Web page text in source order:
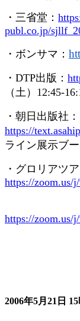
・三省堂：
publ.co.jp/
・ボンサマ：
・ DTP出版：
（土） 12:45-
・朝日出版社：
https://
ライン展示ブー
・グロリアツ
https://zoom.us/
https://zoom.us/
2006年5月21日